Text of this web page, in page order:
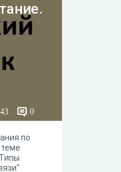
0
по